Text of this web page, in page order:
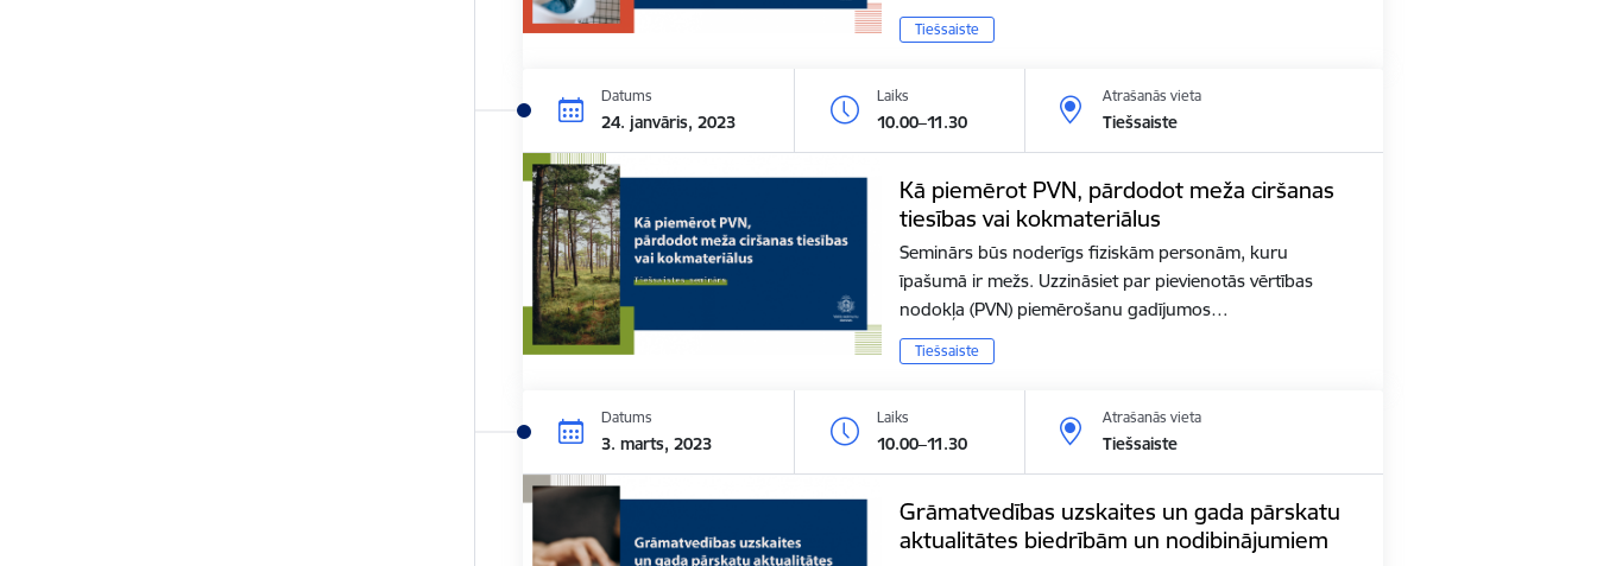
Tiešsaiste
Datums
24. janvāris, 2023
Laiks
10.00–11.30
Atrašanās vieta
Tiešsaiste
Kā piemērot PVN, pārdodot meža ciršanas
tiesības vai kokmateriālus
Seminārs būs noderīgs fiziskām personām, kuru
īpašumā ir mežs. Uzzināsiet par pievienotās vērtības
nodokļa (PVN) piemērošanu gadījumos…
Tiešsaiste
Datums
3. marts, 2023
Laiks
10.00–11.30
Atrašanās vieta
Tiešsaiste
Grāmatvedības uzskaites un gada pārskatu
aktualitātes biedrībām un nodibinājumiem